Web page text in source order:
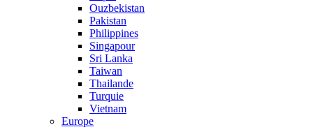
Ouzbekistan
Pakistan
Philippines
Singapour
Sri Lanka
Taiwan
Thailande
Turquie
Vietnam
Europe